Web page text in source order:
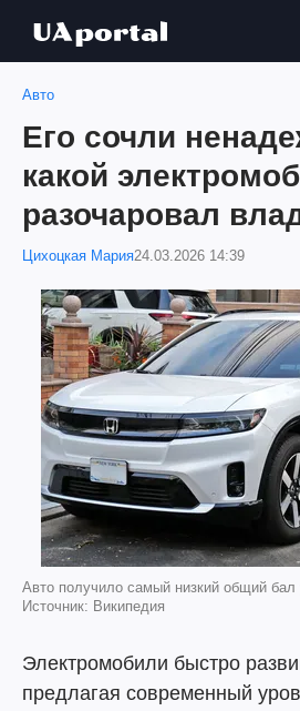
Авто
Его сочли
какой
разочаровал
Цихоцкая Мария24.03.2026 14:39
Авто получило самый низкий общий бал
Источник: Википедия
Электромобили быстро
предлагая современный